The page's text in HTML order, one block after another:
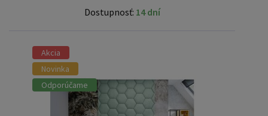
Dostupnosť: 14 dní
Akcia
Novinka
Odporúčame